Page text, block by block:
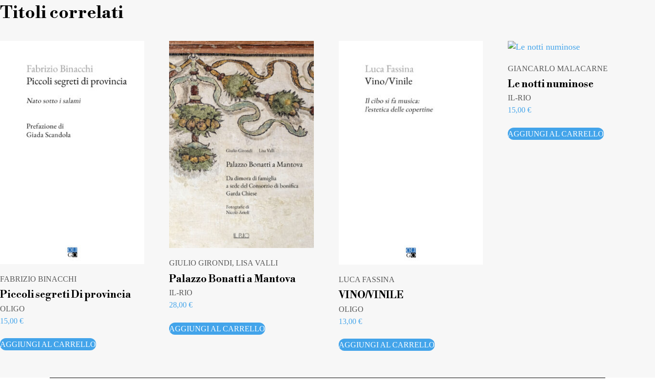
Titoli correlati
FABRIZIO BINACCHI
Piccoli segreti Di provincia
OLIGO
15,00 €
AGGIUNGI AL CARRELLO
GIULIO GIRONDI, LISA VALLI
Palazzo Bonatti a Mantova
IL-RIO
28,00€
AGGIUNGI AL CARRELLO
LUCA FASSINA
VINO/VINILE
OLIGO
13,00 €
AGGIUNGI AL CARRELLO
GIANCARLO MALACARNE
Le notti numinose
IL-RIO
15,00€
AGGIUNGI AL CARRELLO